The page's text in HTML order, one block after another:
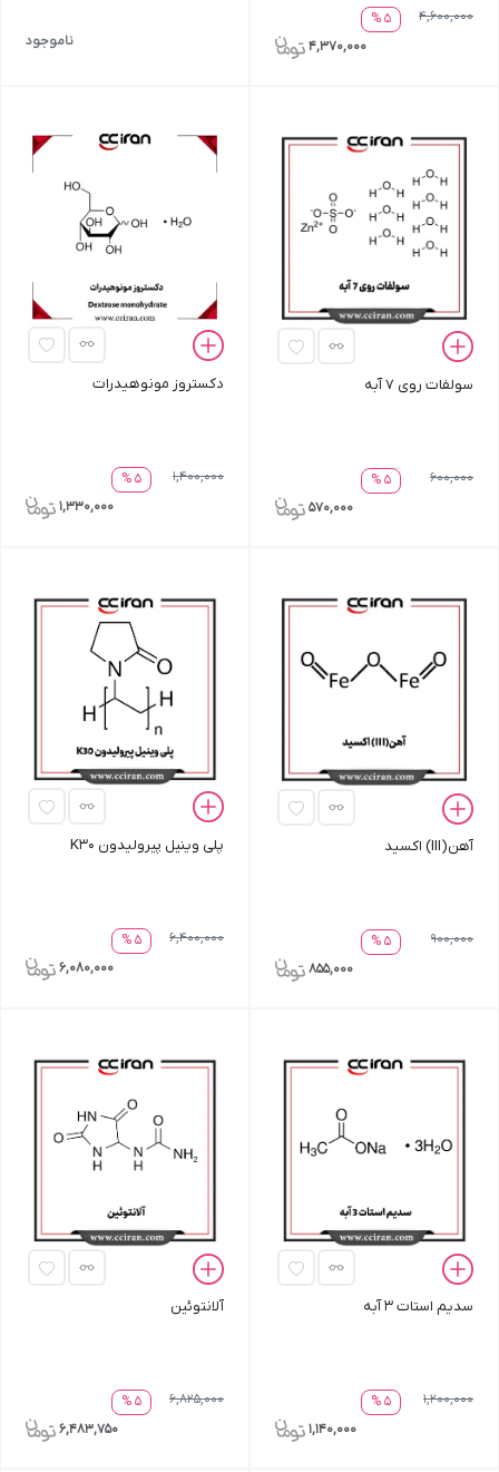
5 %
4,600,000
4,370,000
ناموجود
سولفات روی 7 آبه
5 %
600,000
570,000
دکستروز مونوهیدرات
5 %
1,400,000
1,330,000
آهن(III) اکسید
5 %
900,000
855,000
پلی وینیل پیرولیدون K30
5 %
6,400,000
6,080,000
سدیم استات 3 آبه
5 %
1,200,000
1,140,000
آلانتوئین
5 %
6,825,000
6,483,750